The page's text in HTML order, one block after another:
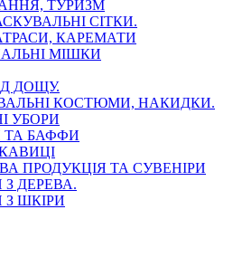
ТУРИЗМ
СІТКИ.
КАРЕМАТИ
МІШКИ
ДОЩУ.
КОСТЮМИ, НАКИДКИ.
УБОРИ
БАФФИ
ПРОДУКЦІЯ ТА СУВЕНІРИ
ДЕРЕВА.
З ШКІРИ